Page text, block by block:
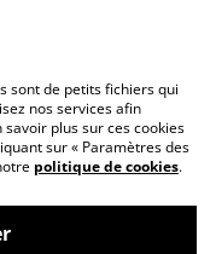
sont de petits fichiers qui
nos services afin
plus sur ces cookies
sur « Paramètres des
politique de cookies.